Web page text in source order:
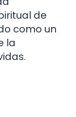
de
como un
la